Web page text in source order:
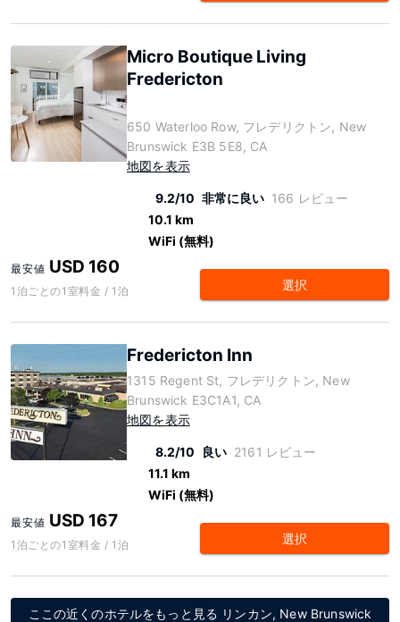
Micro Boutique Living
Fredericton
650 Waterloo Row, フレデリクトン, New
Brunswick E3B 5E8, CA
地図を表示
9.2/10 非常に良い 166 レビュー
10.1 km
WiFi (無料)
最安値 USD 160
1泊ごとの1室料金 / 1泊 選択
Fredericton Inn
1315 Regent St, フレデリクトン, New
Brunswick E3C1A1, CA
地図を表示
8.2/10 良い 2161 レビュー
11.1 km
WiFi (無料)
最安値 USD 167
1泊ごとの1室料金 / 1泊 選択
ここの近くのホテルをもっと見る リンカン, New Brunswick